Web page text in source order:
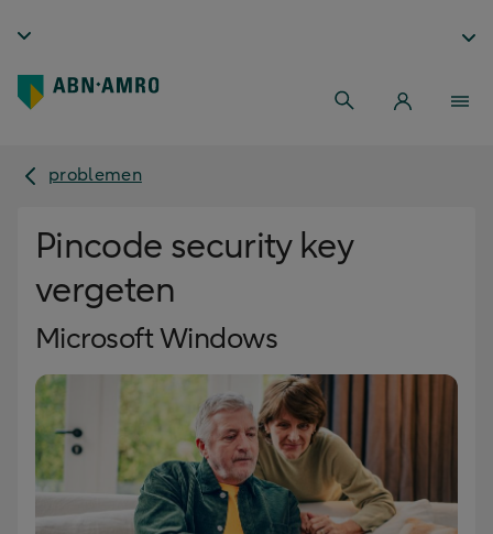
problemen
Pincode security key
vergeten
Microsoft Windows